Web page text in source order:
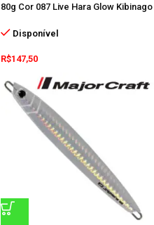
80g Cor 087 Live Hara Glow Kibinago
Disponível
R$147,50